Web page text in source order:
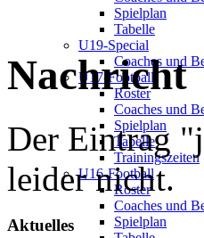
Spielplan
Tabelle
U19-Special
Coaches und
U17-Football
Roster
Coaches und
Spielplan
Tabelle
Trainingszeiten
U16-Football
Roster
Coaches und
Spielplan
Nachricht
Der Eintrag
leider nicht.
Aktuelles